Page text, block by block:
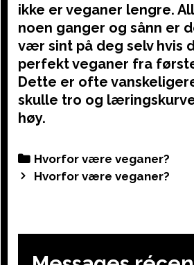
ikke er veganer lengre.
noen ganger og sånn er
vær sint på deg selv hvis
perfekt veganer fra
Dette er ofte
skulle tro og
høy.
Categories
Hvorfor være veganer?
PostHvorfor være veganer?